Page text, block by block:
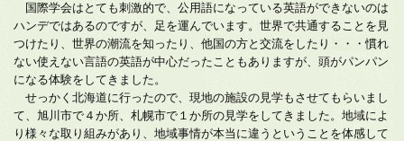
国際学会はとても刺激的で、公用語になっている英語ができないのは
ハンデではあるのですが、足を運んでいます。世界で共通することを見
つけたり、世界の潮流を知ったり、他国の方と交流をしたり・・・慣れ
ない使えない言語の英語が中心だったこともありますが、頭がパンパン
になる体験をしてきました。
せっかく北海道に行ったので、現地の施設の見学もさせてもらいまし
て、旭川市で４か所、札幌市で１か所の見学をしてきました。地域によ
り様々な取り組みがあり、地域事情が本当に違うということを体感して